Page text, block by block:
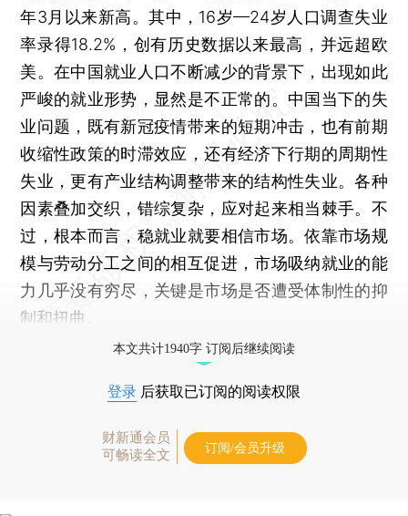
年3月以来新高。其中，16岁—24岁人口调查失业
率录得18.2%，创有历史数据以来最高，并远超欧
美。在中国就业人口不断减少的背景下，出现如此
严峻的就业形势，显然是不正常的。中国当下的失
业问题，既有新冠疫情带来的短期冲击，也有前期
收缩性政策的时滞效应，还有经济下行期的周期性
失业，更有产业结构调整带来的结构性失业。各种
因素叠加交织，错综复杂，应对起来相当棘手。不
过，根本而言，稳就业就要相信市场。依靠市场规
模与劳动分工之间的相互促进，市场吸纳就业的能
力几乎没有穷尽，关键是市场是否遭受体制性的抑
制和扭曲。
本文共计1940字 订阅后继续阅读
登录 后获取已订阅的阅读权限
财新通会员
可畅读全文
订阅/会员升级